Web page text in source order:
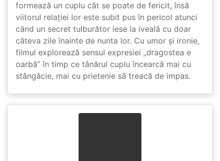
formează un cuplu cât se poate de fericit, însă
viitorul relației lor este subit pus în pericol atunci
când un secret tulburător iese la iveală cu doar
câteva zile înainte de nunta lor. Cu umor și ironie,
filmul explorează sensul expresiei „dragostea e
oarbă” în timp ce tânărul cuplu încearcă mai cu
stângăcie, mai cu prietenie să treacă de impas.